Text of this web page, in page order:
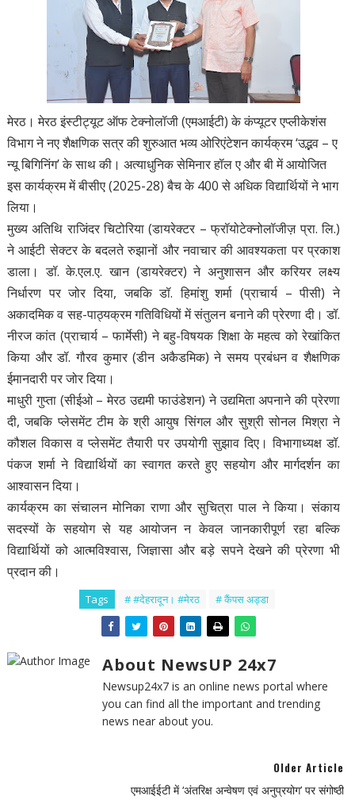
मेरठ। मेरठ इंस्टीट्यूट ऑफ टेक्नोलॉजी (एमआईटी) के कंप्यूटर एप्लीकेशंस
विभाग ने नए शैक्षणिक सत्र की शुरुआत भव्य ओरिएंटेशन कार्यक्रम ‘उद्भव – ए
न्यू बिगिनिंग’ के साथ की। अत्याधुनिक सेमिनार हॉल ए और बी में आयोजित
इस कार्यक्रम में बीसीए (2025-28) बैच के 400 से अधिक विद्यार्थियों ने भाग
लिया।
मुख्य अतिथि राजिंदर चिटोरिया (डायरेक्टर – फ्रॉयोटेक्नोलॉजीज़ प्रा. लि.)
ने आईटी सेक्टर के बदलते रुझानों और नवाचार की आवश्यकता पर प्रकाश
डाला। डॉ. के.एल.ए. खान (डायरेक्टर) ने अनुशासन और करियर लक्ष्य
निर्धारण पर जोर दिया, जबकि डॉ. हिमांशु शर्मा (प्राचार्य – पीसी) ने
अकादमिक व सह-पाठ्यक्रम गतिविधियों में संतुलन बनाने की प्रेरणा दी। डॉ.
नीरज कांत (प्राचार्य – फार्मेसी) ने बहु-विषयक शिक्षा के महत्व को रेखांकित
किया और डॉ. गौरव कुमार (डीन अकैडमिक) ने समय प्रबंधन व शैक्षणिक
ईमानदारी पर जोर दिया।
माधुरी गुप्ता (सीईओ – मेरठ उद्यमी फाउंडेशन) ने उद्यमिता अपनाने की प्रेरणा
दी, जबकि प्लेसमेंट टीम के श्री आयुष सिंगल और सुश्री सोनल मिश्रा ने
कौशल विकास व प्लेसमेंट तैयारी पर उपयोगी सुझाव दिए। विभागाध्यक्ष डॉ.
पंकज शर्मा ने विद्यार्थियों का स्वागत करते हुए सहयोग और मार्गदर्शन का
आश्वासन दिया।
कार्यक्रम का संचालन मोनिका राणा और सुचित्रा पाल ने किया। संकाय
सदस्यों के सहयोग से यह आयोजन न केवल जानकारीपूर्ण रहा बल्कि
विद्यार्थियों को आत्मविश्वास, जिज्ञासा और बड़े सपने देखने की प्रेरणा भी
प्रदान की।
Tags # #देहरादून। #मेरठ # कैंपस अड्डा
About NewsUP 24x7
Newsup24x7 is an online news portal where
you can find all the important and trending
news near about you.
Older Article
एमआईईटी में ‘अंतरिक्ष अन्वेषण एवं अनुप्रयोग’ पर संगोष्ठी